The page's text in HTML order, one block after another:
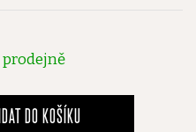
prodejně
DO KOŠÍKU